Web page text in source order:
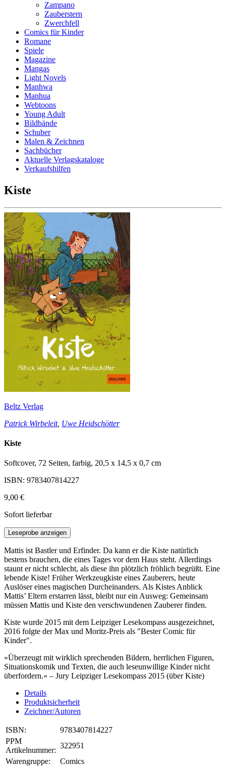
Zampano
Zauberstern
Zwerchfell
Comics für Kinder
Romane
Spiele
Magazine
Mangas
Light Novels
Manhwa
Manhua
Webtoons
Young Adult
Bildbände
Schuber
Malen & Zeichnen
Sachbücher
Aktuelle Verlagskataloge
Verkaufshilfen
Kiste
Beltz Verlag
Patrick Wirbeleit, Uwe Heidschötter
Kiste
Softcover, 72 Seiten, farbig, 20,5 x 14,5 x 0,7 cm
ISBN: 9783407814227
9,00 €
Sofort lieferbar
Leseprobe anzeigen
Mattis ist Bastler und Erfinder. Da kann er die Kiste natürlich
bestens brauchen, die eines Tages vor dem Haus steht. Allerdings
staunt er nicht schlecht, als diese ihn plötzlich fröhlich begrüßt. Eine
lebende Kiste! Früher Werkzeugkiste eines Zauberers, heute
Auslöser eines magischen Durcheinanders. Als Kistes Anblick
Mattis’ Eltern erstarren lässt, bleibt nur ein Ausweg: Gemeinsam
müssen Mattis und Kiste den verschwundenen Zauberer finden.
Kiste wurde 2015 mit dem Leipziger Lesekompass ausgezeichnet,
2016 folgte der Max und Moritz-Preis als "Bester Comic für
Kinder".
»Überzeugt mit wirklich sprechenden Bildern, herrlichen Figuren,
Situationskomik und Texten, die auch leseunwillige Kinder nicht
überfordern.« – Jury Leipziger Lesekompass 2015 (über Kiste)
Details
Produktsicherheit
Zeichner/Autoren
ISBN:
9783407814227
PPM
Artikelnummer:
322951
Warengruppe:
Comics